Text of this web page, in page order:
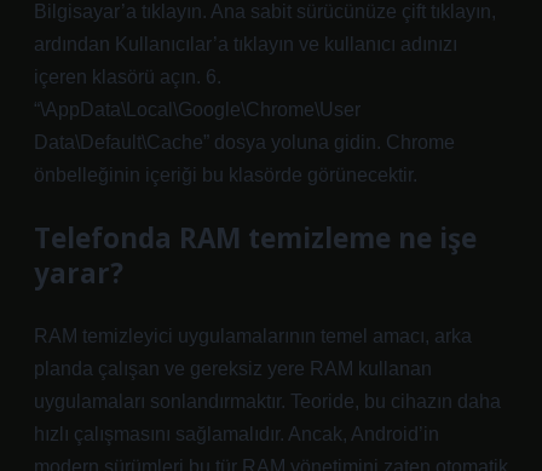
Bilgisayar’a tıklayın. Ana sabit sürücünüze çift tıklayın,
ardından Kullanıcılar’a tıklayın ve kullanıcı adınızı
içeren klasörü açın. 6.
“\AppData\Local\Google\Chrome\User
Data\Default\Cache” dosya yoluna gidin. Chrome
önbelleğinin içeriği bu klasörde görünecektir.
Telefonda RAM temizleme ne işe
yarar?
RAM temizleyici uygulamalarının temel amacı, arka
planda çalışan ve gereksiz yere RAM kullanan
uygulamaları sonlandırmaktır. Teoride, bu cihazın daha
hızlı çalışmasını sağlamalıdır. Ancak, Android’in
modern sürümleri bu tür RAM yönetimini zaten otomatik